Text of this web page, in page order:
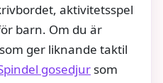
aktivitetsspel
barn. Om du är
ger liknande taktil
gosedjur som